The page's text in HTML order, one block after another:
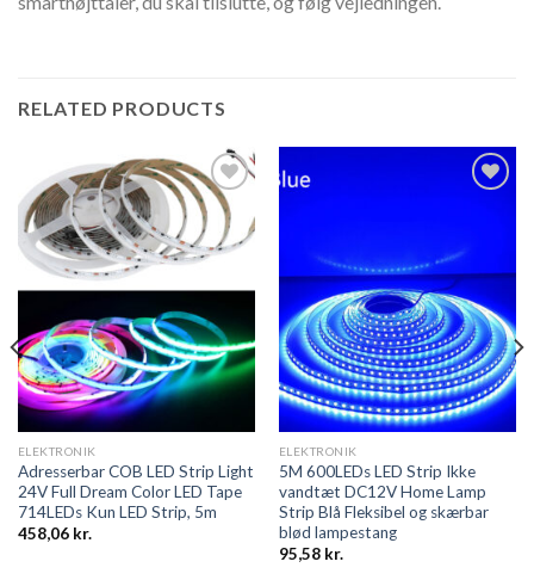
RELATED PRODUCTS
Add to
wishlist
ELEKTRONIK
Adresserbar COB LED Strip Light
24V Full Dream Color LED Tape
714LEDs Kun LED Strip, 5m
458,06 kr.
ELEKTRONIK
5M 600LEDs LED Strip Ikke
vandtæt DC12V Home Lamp
Strip Blå Fleksibel og skærbar
blød lampestang
95,58 kr.